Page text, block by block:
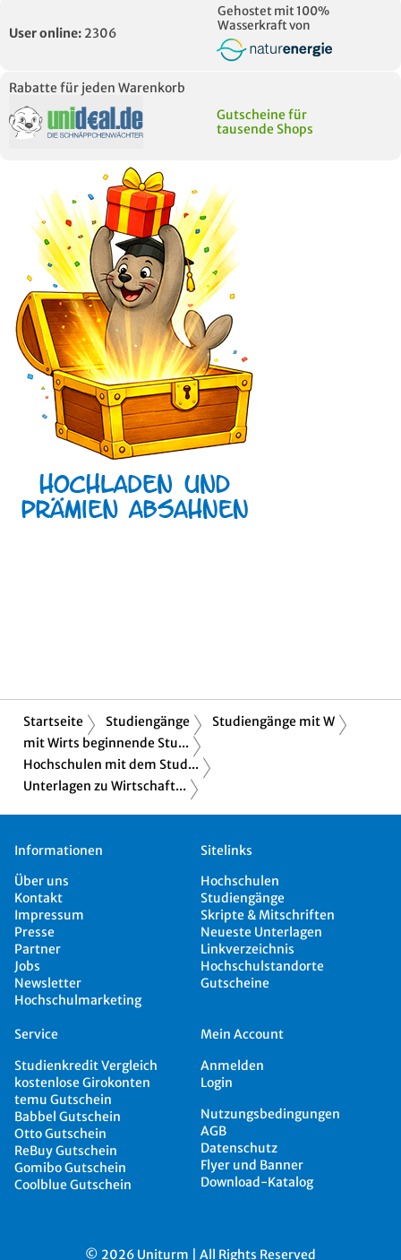
User online: 2306
Gehostet mit 100%
Wasserkraft von
Rabatte für jeden Warenkorb
Gutscheine für
tausende Shops
Startseite Studiengänge
Studiengänge mit W
mit Wirts beginnende Stu...
Hochschulen mit dem Stud...
Unterlagen zu Wirtschaft...
Informationen
Über uns
Kontakt
Impressum
Presse
Partner
Jobs
Newsletter
Hochschulmarketing
Sitelinks
Hochschulen
Studiengänge
Skripte & Mitschriften
Neueste Unterlagen
Linkverzeichnis
Hochschulstandorte
Gutscheine
Service
Studienkredit Vergleich
kostenlose Girokonten
temu Gutschein
Babbel Gutschein
Otto Gutschein
ReBuy Gutschein
Gomibo Gutschein
Coolblue Gutschein
Mein Account
Anmelden
Login
Nutzungsbedingungen
AGB
Datenschutz
Flyer und Banner
Download-Katalog
© 2026 Uniturm | All Rights Reserved